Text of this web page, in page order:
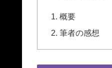
概要
筆者の感想